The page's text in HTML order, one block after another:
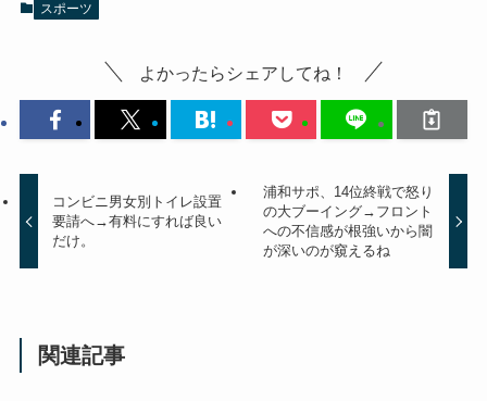
スポーツ
よかったらシェアしてね！
コンビニ男女別トイレ設置
要請へ→有料にすれば良い
だけ。
浦和サポ、14位終戦で怒り
の大ブーイング→フロント
への不信感が根強いから闇
が深いのが窺えるね
関連記事